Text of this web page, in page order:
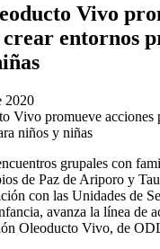
Vivo
entornos
2020
grupales con
de Paz de Ariporo y
con las Unidades de
avanza la línea de
Oleoducto Vivo, de